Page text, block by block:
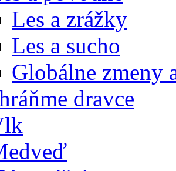
Les a zrážky
Les a sucho
Globálne zmeny
dravce